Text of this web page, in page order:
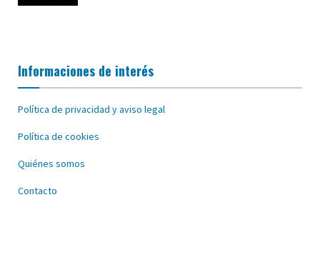
Informaciones de interés
Política de privacidad y aviso legal
Política de cookies
Quiénes somos
Contacto